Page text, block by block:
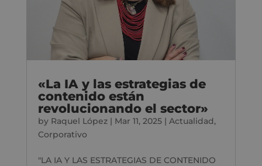
«La IA y las estrategias de
contenido están
revolucionando el sector»
by Raquel López| Mar 11, 2025| Actualidad,
Corporativo
"LA IA Y LAS ESTRATEGIAS DE CONTENIDO